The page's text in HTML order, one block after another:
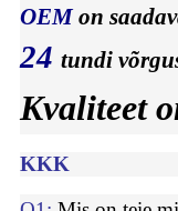
OEM on
24 tundi
Kvaliteet
KKK